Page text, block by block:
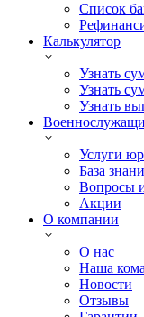
Список
Калькулятор
Узнать
Узнать
Узнать
Услуги
База
Вопросы
Акции
О компании
О нас
Наша
Новости
Отзывы